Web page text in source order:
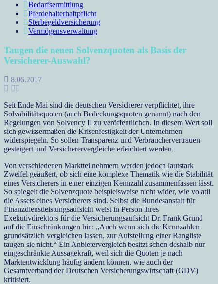
Bedarfsermittlung
Pferdehalterhaftpflicht
Sterbegeldversicherung
Vermögensverwaltung
Taugen die neuen Solvenzquoten als Basis der
Versicherer-Auswahl?
8.06.2017
Seit Ende Mai sind die deutschen Versicherer verpflichtet, ihre
Solvabilitätsquoten (auch Bedeckungsquoten genannt) nach den
Regelungen von Solvency II zu veröffentlichen. In diesem Wert soll
sich gewissermaßen die Krisenfestigkeit der Unternehmen
widerspiegeln. So sollen Transparenz und Verbrauchervertrauen
gesteigert und Versicherervergleiche erleichtert werden.
Von verschiedenen Marktteilnehmern werden jedoch lautstark
Zweifel geäußert, ob sich eine komplexe Thematik wie die Stabilität
eines Versicherers in einer einzigen Kennzahl zusammenfassen lässt.
So spiegelt die Solvenzquote beispielsweise nicht wider, wie volatil
die Assets eines Versicherers sind. Selbst die Bundesanstalt für
Finanzdienstleistungsaufsicht weist in Person ihres
Exekutivdirektors für die Versicherungsaufsicht Dr. Frank Grund
auf die Einschränkungen hin: „Auch wenn sich die Kennzahlen
grundsätzlich vergleichen lassen, zur Aufstellung einer Rangliste
taugen sie nicht.“ Ein Anbietervergleich besitzt schon deshalb nur
eingeschränkte Aussagekraft, weil sich die Quoten je nach
Marktentwicklung häufig ändern können, wie auch der
Gesamtverband der Deutschen Versicherungswirtschaft (GDV)
kritisiert.